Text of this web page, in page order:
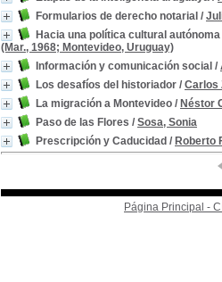
Formularios de derecho notarial /
Hacia una política cultural
(Mar., 1968; Montevideo, Uruguay)
Información y comunicación social /
Los desafíos del historiador / Carlos
La migración a Montevideo / Néstor
Paso de las Flores / Sosa, Sonia
Prescripción y Caducidad / Roberto
Página Principal -